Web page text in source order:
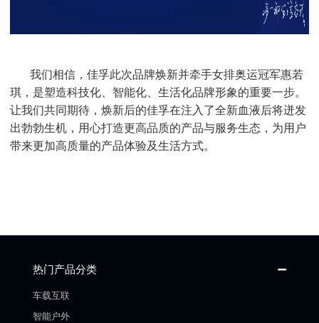
我们相信，佳孚此次品牌焕新并牵手女排奥运冠军惠若
琪，是塑造科技化、智能化、生活化品牌形象的重要一步。
让我们共同期待，焕新后的佳孚在注入了全新血液后将迸发
出勃勃生机，用心打造更高品质的产品与服务生态，为用户
带来更加高质量的产品体验及生活方式。
热门产品分类
车载互联
智能户外